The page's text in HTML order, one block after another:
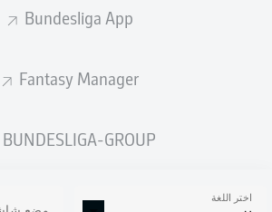
Bundesliga App
Fantasy Manager
BUNDESLIGA-GROUP
اختر اللغة